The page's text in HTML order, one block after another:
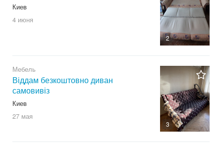
2
Киев
4 июня
3
Мебель
Віддам безкоштовно диван
самовивіз
Киев
27 мая